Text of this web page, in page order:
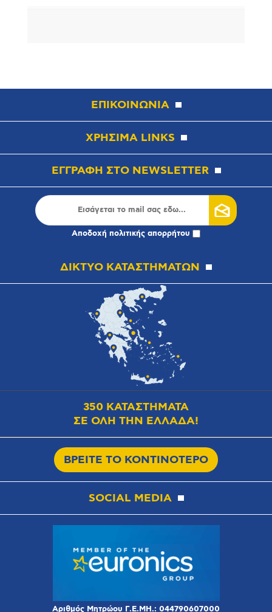
ΕΠΙΚΟΙΝΩΝΙΑ
ΧΡΗΣΙΜΑ LINKS
ΕΓΓΡΑΦΗ ΣΤΟ NEWSLETTER
Αποδοχή πολιτικής απορρήτου
ΔΙΚΤΥΟ ΚΑΤΑΣΤΗΜΑΤΩΝ
350 ΚΑΤΑΣΤΗΜΑΤΑ
ΣΕ ΟΛΗ ΤΗΝ ΕΛΛΑΔΑ!
ΒΡΕΙΤΕ ΤΟ ΚΟΝΤΙΝΟΤΕΡΟ
SOCIAL MEDIA